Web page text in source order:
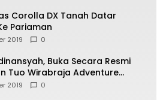
Corolla DX Tanah Datar
Pariaman
2019 0
Buka Secara Resmi
Tuo Wirabraja Adventure
2019 0